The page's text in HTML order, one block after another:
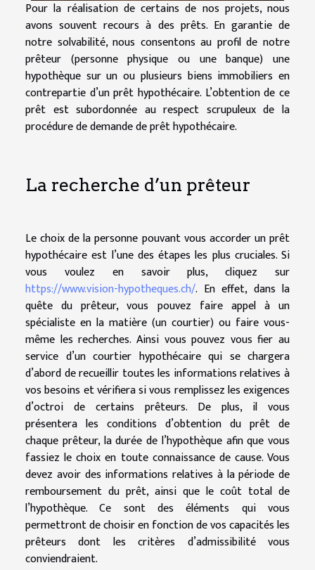
Pour la réalisation de certains de nos projets, nous
avons souvent recours à des prêts. En garantie de
notre solvabilité, nous consentons au profil de notre
prêteur (personne physique ou une banque) une
hypothèque sur un ou plusieurs biens immobiliers en
contrepartie d’un prêt hypothécaire. L’obtention de ce
prêt est subordonnée au respect scrupuleux de la
procédure de demande de prêt hypothécaire.
La recherche d’un prêteur
Le choix de la personne pouvant vous accorder un prêt
hypothécaire est l’une des étapes les plus cruciales. Si
vous voulez en savoir plus, cliquez sur
https://www.vision-hypotheques.ch/. En effet, dans la
quête du prêteur, vous pouvez faire appel à un
spécialiste en la matière (un courtier) ou faire vous-
même les recherches. Ainsi vous pouvez vous fier au
service d’un courtier hypothécaire qui se chargera
d’abord de recueillir toutes les informations relatives à
vos besoins et vérifiera si vous remplissez les exigences
d’octroi de certains prêteurs. De plus, il vous
présentera les conditions d’obtention du prêt de
chaque prêteur, la durée de l’hypothèque afin que vous
fassiez le choix en toute connaissance de cause. Vous
devez avoir des informations relatives à la période de
remboursement du prêt, ainsi que le coût total de
l’hypothèque. Ce sont des éléments qui vous
permettront de choisir en fonction de vos capacités les
prêteurs dont les critères d’admissibilité vous
conviendraient.